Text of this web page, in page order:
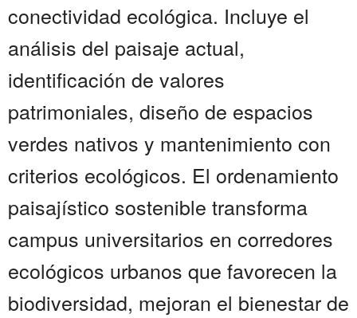
conectividad ecológica. Incluye el
análisis del paisaje actual,
identificación de valores
patrimoniales, diseño de espacios
verdes nativos y mantenimiento con
criterios ecológicos. El ordenamiento
paisajístico sostenible transforma
campus universitarios en corredores
ecológicos urbanos que favorecen la
biodiversidad, mejoran el bienestar de